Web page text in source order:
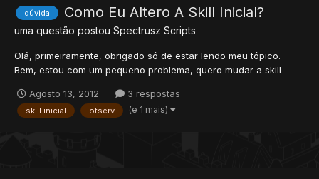
dúvida Como Eu Altero A Skill Inicial?
uma questão postou Spectrusz Scripts
Olá, primeiramente, obrigado só de estar lendo meu tópico.
Bem, estou com um pequeno problema, quero mudar a skill
palladins começassem com skill 70/70. Já procurei aqui no
forum, achei um tópico com uma pergunta parecida, mas...
Agosto 13, 2012 3 respostas
skill inicial otserv (e 1 mais)